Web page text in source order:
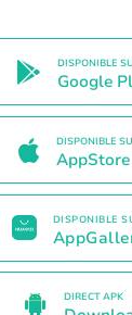
DISPONIBLE
Google
DISPONIBLE
AppStore
DISPONIBLE
DIRECT APK